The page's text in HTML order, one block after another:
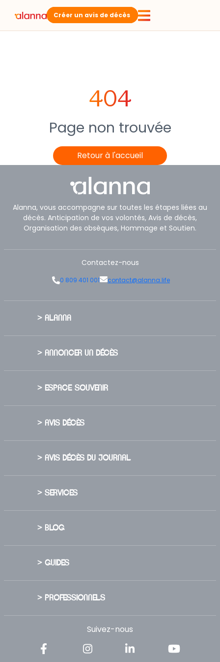
Créer un avis de décès
404
Page non trouvée
Retour à l'accueil
Alanna, vous accompagne sur toutes les étapes liées au
décès. Anticipation de vos volontés, Avis de décès,
Organisation des obsèques, Hommage et Soutien.
Contactez-nous
0 809 401 001 contact@alanna.life
> ALANNA
> ANNONCER UN DÉCÈS
> ESPACE SOUVENIR
> AVIS DÉCÈS
> AVIS DÉCÈS DU JOURNAL
> SERVICES
> BLOG
> GUIDES
> PROFESSIONNELS
Suivez-nous